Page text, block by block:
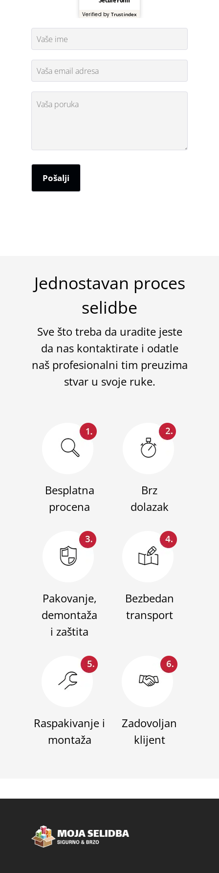
Verified byTrustindex
Jednostavan proces
selidbe
Sve što treba da uradite jeste
da nas kontaktirate i odatle
naš profesionalni tim preuzima
stvar u svoje ruke.
Besplatna
procena
Brz
dolazak
Pakovanje,
demontaža
i zaštita
Bezbedan
transport
Raspakivanje i
montaža
Zadovoljan
klijent